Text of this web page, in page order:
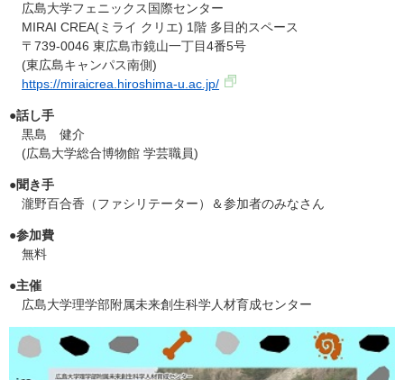
広島大学フェニックス国際センター
MIRAI CREA(ミライ クリエ) 1階 多目的スペース
〒739-0046 東広島市鏡山一丁目4番5号
(東広島キャンパス南側)
https://miraicrea.hiroshima-u.ac.jp/
●話し手
黒島 健介
(広島大学総合博物館 学芸職員)
●聞き手
瀧野百合香（ファシリテーター）＆参加者のみなさん
●参加費
無料
●主催
広島大学理学部附属未来創生科学人材育成センター